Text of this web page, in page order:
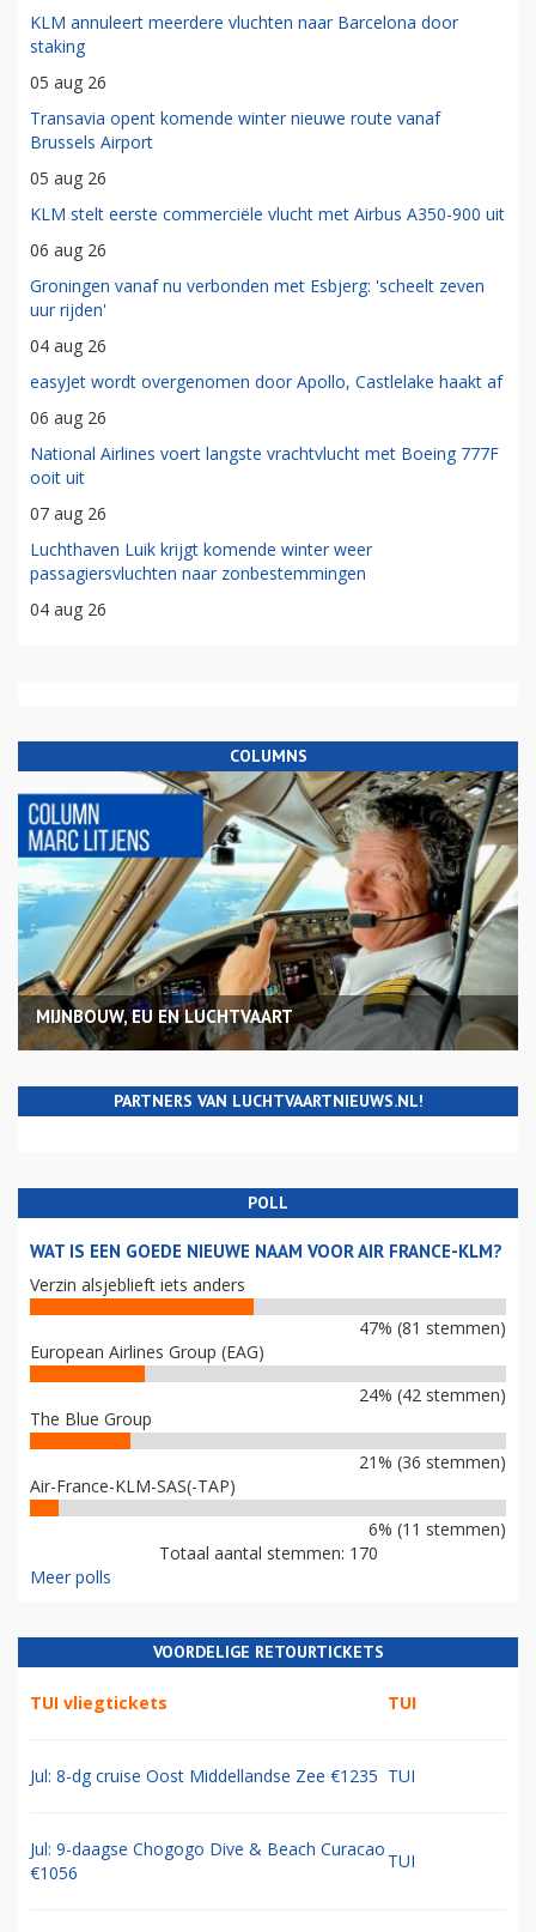
KLM annuleert meerdere vluchten naar Barcelona door
staking
05 aug 26
Transavia opent komende winter nieuwe route vanaf
Brussels Airport
05 aug 26
KLM stelt eerste commerciële vlucht met Airbus A350-900 uit
06 aug 26
Groningen vanaf nu verbonden met Esbjerg: 'scheelt zeven
uur rijden'
04 aug 26
easyJet wordt overgenomen door Apollo, Castlelake haakt af
06 aug 26
National Airlines voert langste vrachtvlucht met Boeing 777F
ooit uit
07 aug 26
Luchthaven Luik krijgt komende winter weer
passagiersvluchten naar zonbestemmingen
04 aug 26
COLUMNS
MIJNBOUW, EU EN LUCHTVAART
PARTNERS VAN LUCHTVAARTNIEUWS.NL!
POLL
WAT IS EEN GOEDE NIEUWE NAAM VOOR AIR FRANCE-KLM?
Verzin alsjeblieft iets anders
47% (81 stemmen)
European Airlines Group (EAG)
24% (42 stemmen)
The Blue Group
21% (36 stemmen)
Air-France-KLM-SAS(-TAP)
6% (11 stemmen)
Totaal aantal stemmen: 170
Meer polls
VOORDELIGE RETOURTICKETS
TUI vliegtickets TUI
Jul: 8-dg cruise Oost Middellandse Zee €1235 TUI
Jul: 9-daagse Chogogo Dive & Beach Curacao
€1056
TUI